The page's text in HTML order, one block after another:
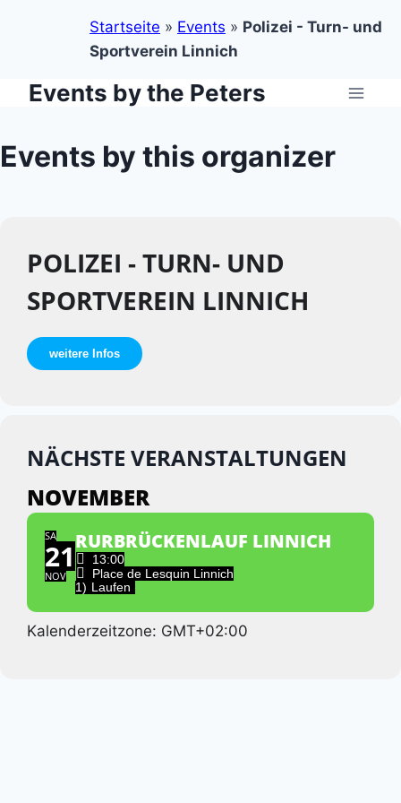
Startseite » Events » Polizei - Turn- und
Sportverein Linnich
ZumEvents by the Peters
Events by this organizer
POLIZEI - TURN- UND
SPORTVEREIN LINNICH
weitere Infos
NÄCHSTE VERANSTALTUNGEN
NOVEMBER
SA
21
NOV
RURBRÜCKENLAUF LINNICH
13:00
Place de Lesquin Linnich
1) Laufen
Kalenderzeitzone: GMT+02:00